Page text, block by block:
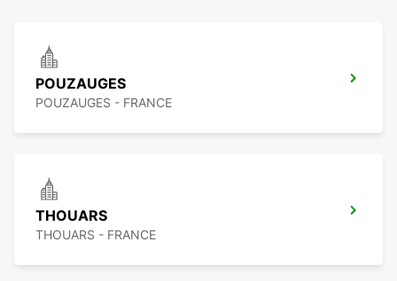
POUZAUGES
POUZAUGES - FRANCE
THOUARS
THOUARS - FRANCE